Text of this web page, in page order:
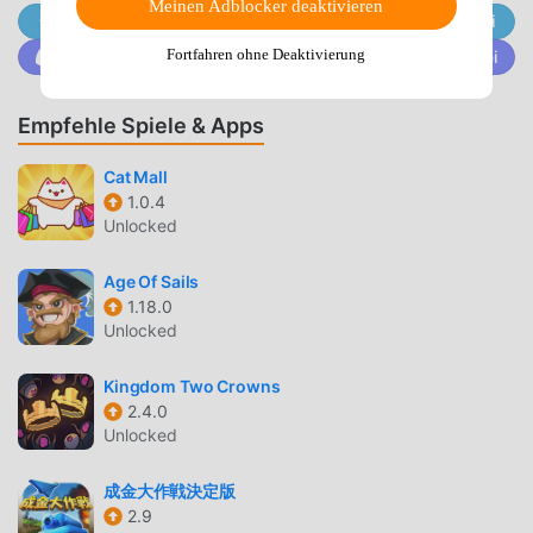
and branching routes based on your answer choices and
relationships with four love interests (BxG or GxG).■
Features-Choose how to spend your days exploring the
map of Strata-Unlockable in-game social media content
with the characters-Build in-game followers to unlock
experiences-Unlockable CGs-Unlockable achievements-
Accomplish quests and missions-Text adventure mini-
game-Customizable MC name-10+ different endings■
Official WebsiteLooking for more Somnium Eleven, dating
sims, or otome games from Nochi? Check out our official
website: http://nochistudios.com■ Social MediaGet the
latest news from our social media!Twitter:
https://www.twitter.com/nochistudiosInstagram:
https://www.instagram.com/nochistudios/Tumblr:
https://nochistudios.tumblr.comFacebook:
https://www.facebook.com/nochigames/Additional
guaranteed.May not play on certain devices that do not
meet OS version requirements.
Trete @MODDROID.CO auf dem Telegram-Channel bei
Trete @MODDROID.CO auf der Discord-Community bei
Empfehle Spiele & Apps
Cat Mall
1.0.4
Unlocked
Age Of Sails
1.18.0
Unlocked
Kingdom Two Crowns
2.4.0
Unlocked
成金大作戦決定版
2.9
Meinen Adblocker deaktivieren
Fortfahren ohne Deaktivierung